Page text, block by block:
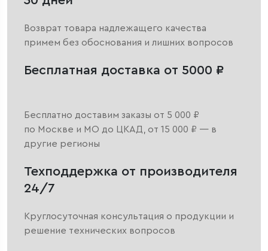
Возврат товара надлежащего качества
примем без обоснования и лишних вопросов
Бесплатная доставка от 5000 ₽
Бесплатно доставим заказы от 5 000 ₽
по Москве и МО до ЦКАД, от 15 000 ₽ — в
другие регионы
Техподдержка от производителя
24/7
Круглосуточная консультация о продукции и
решение технических вопросов